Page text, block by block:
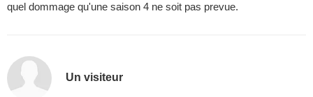
quel dommage qu'une saison 4 ne soit pas prevue.
Un visiteur